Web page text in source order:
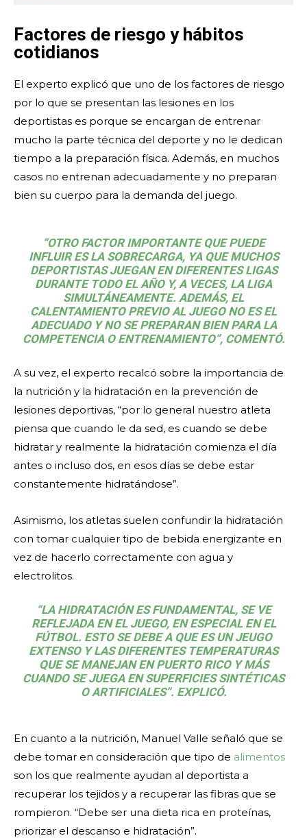
Factores de riesgo y hábitos
cotidianos
El experto explicó que uno de los factores de riesgo
por lo que se presentan las lesiones en los
deportistas es porque se encargan de entrenar
mucho la parte técnica del deporte y no le dedican
tiempo a la preparación física. Además, en muchos
casos no entrenan adecuadamente y no preparan
bien su cuerpo para la demanda del juego.
“OTRO FACTOR IMPORTANTE QUE PUEDE
INFLUIR ES LA SOBRECARGA, YA QUE MUCHOS
DEPORTISTAS JUEGAN EN DIFERENTES LIGAS
DURANTE TODO EL AÑO Y, A VECES, LA LIGA
SIMULTÁNEAMENTE. ADEMÁS, EL
CALENTAMIENTO PREVIO AL JUEGO NO ES EL
ADECUADO Y NO SE PREPARAN BIEN PARA LA
COMPETENCIA O ENTRENAMIENTO”, COMENTÓ.
A su vez, el experto recalcó sobre la importancia de
la nutrición y la hidratación en la prevención de
lesiones deportivas, “por lo general nuestro atleta
piensa que cuando le da sed, es cuando se debe
hidratar y realmente la hidratación comienza el día
antes o incluso dos, en esos días se debe estar
constantemente hidratándose”.
Asimismo, los atletas suelen confundir la hidratación
con tomar cualquier tipo de bebida energizante en
vez de hacerlo correctamente con agua y
electrolitos.
“LA HIDRATACIÓN ES FUNDAMENTAL, SE VE
REFLEJADA EN EL JUEGO, EN ESPECIAL EN EL
FÚTBOL. ESTO SE DEBE A QUE ES UN JEUGO
EXTENSO Y LAS DIFERENTES TEMPERATURAS
QUE SE MANEJAN EN PUERTO RICO Y MÁS
CUANDO SE JUEGA EN SUPERFICIES SINTÉTICAS
O ARTIFICIALES”. EXPLICÓ.
En cuanto a la nutrición, Manuel Valle señaló que se
debe tomar en consideración que tipo de alimentos
son los que realmente ayudan al deportista a
recuperar los tejidos y a recuperar las fibras que se
rompieron. “Debe ser una dieta rica en proteínas,
priorizar el descanso e hidratación”.